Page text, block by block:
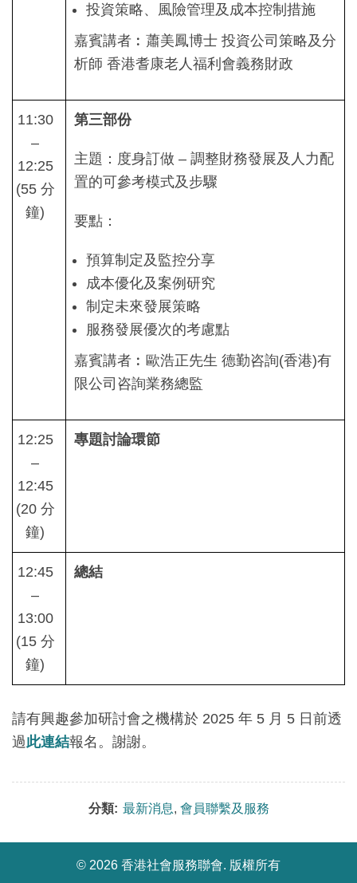
投資策略、風險管理及成本控制措施
嘉賓講者︰蕭美鳳博士 投資公司策略及分
析師 香港耆康老人福利會義務財政
11:30
–
12:25
(55 分
鐘)
第三部份
主題：度身訂做 – 調整財務發展及人力配
置的可參考模式及步驟
要點：
預算制定及監控分享
成本優化及案例研究
制定未來發展策略
服務發展優次的考慮點
嘉賓講者︰歐浩正先生 德勤咨詢(香港)有
限公司咨詢業務總監
12:25
–
12:45
(20 分
鐘)
專題討論環節
12:45
–
13:00
(15 分
鐘)
總結
請有興趣參加研討會之機構於 2025 年 5 月 5 日前透
過此連結報名。謝謝。
分類: 最新消息, 會員聯繫及服務
© 2026 香港社會服務聯會. 版權所有